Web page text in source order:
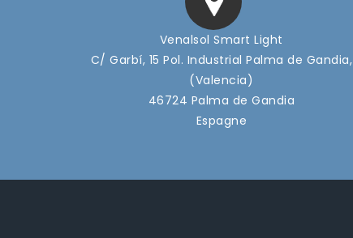
Venalsol Smart Light
C/ Garbí, 15 Pol. Industrial Palma de Gandia,
(Valencia)
46724 Palma de Gandia
Espagne